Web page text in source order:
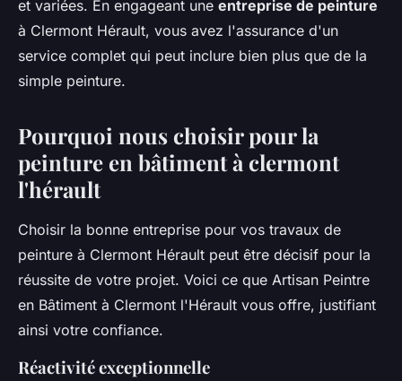
et variées. En engageant une entreprise de peinture
à Clermont Hérault, vous avez l'assurance d'un
service complet qui peut inclure bien plus que de la
simple peinture.
Pourquoi nous choisir pour la
peinture en bâtiment à clermont
l'hérault
Choisir la bonne entreprise pour vos travaux de
peinture à Clermont Hérault peut être décisif pour la
réussite de votre projet. Voici ce que Artisan Peintre
en Bâtiment à Clermont l'Hérault vous offre, justifiant
ainsi votre confiance.
Réactivité exceptionnelle